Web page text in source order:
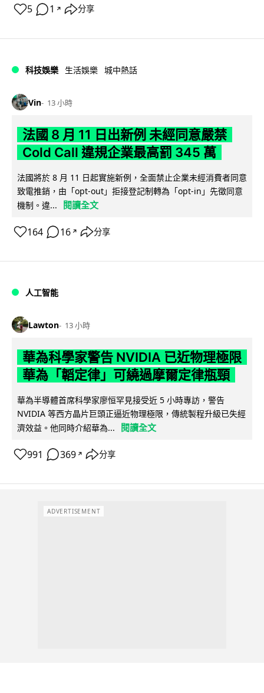
5 1 ↗ 分享
科技娛樂 生活娛樂 城中熱話
Vin 13 小時
法國 8 月 11 日出新例 未經同意嚴禁
Cold Call 違規企業最高罰 345 萬
法國將於 8 月 11 日起實施新例，全面禁止企業未經消費者同意
致電推銷，由「opt-out」拒接登記制轉為「opt-in」先徵同意
機制。違...
閱讀全文
164 16 ↗ 分享
人工智能
Lawton 13 小時
華為科學家警告 NVIDIA 已近物理極限
華為「韜定律」可繞過摩爾定律瓶頸
華為半導體首席科學家廖恒罕見接受近 5 小時專訪，警告
NVIDIA 等西方晶片巨頭正逼近物理極限，傳統製程升級已失經
濟效益。他同時介紹華為...
閱讀全文
991 369 ↗ 分享
ADVERTISEMENT